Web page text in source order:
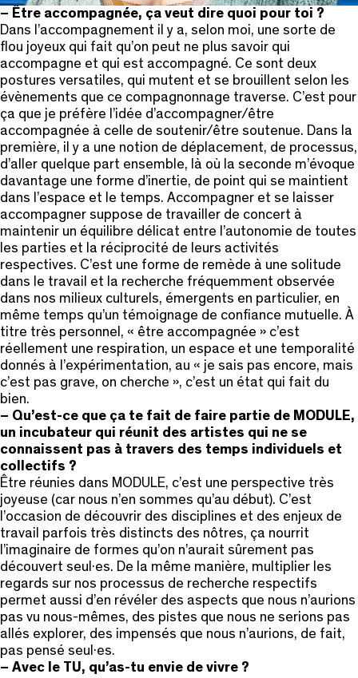
– Être accompagnée, ça veut dire quoi pour toi ?
Dans l’accompagnement il y a, selon moi, une sorte de
flou joyeux qui fait qu’on peut ne plus savoir qui
accompagne et qui est accompagné. Ce sont deux
postures versatiles, qui mutent et se brouillent selon les
évènements que ce compagnonnage traverse. C’est pour
ça que je préfère l’idée d’accompagner/être
accompagnée à celle de soutenir/être soutenue. Dans la
première, il y a une notion de déplacement, de processus,
d’aller quelque part ensemble, là où la seconde m’évoque
davantage une forme d’inertie, de point qui se maintient
dans l’espace et le temps. Accompagner et se laisser
accompagner suppose de travailler de concert à
maintenir un équilibre délicat entre l’autonomie de toutes
les parties et la réciprocité de leurs activités
respectives. C’est une forme de remède à une solitude
dans le travail et la recherche fréquemment observée
dans nos milieux culturels, émergents en particulier, en
même temps qu’un témoignage de confiance mutuelle. À
titre très personnel, « être accompagnée » c’est
réellement une respiration, un espace et une temporalité
donnés à l’expérimentation, au « je sais pas encore, mais
c’est pas grave, on cherche », c’est un état qui fait du
bien.
– Qu’est-ce que ça te fait de faire partie de MODULE,
un incubateur qui réunit des artistes qui ne se
connaissent pas à travers des temps individuels et
collectifs ?
Être réunies dans MODULE, c’est une perspective très
joyeuse (car nous n’en sommes qu’au début). C’est
l’occasion de découvrir des disciplines et des enjeux de
travail parfois très distincts des nôtres, ça nourrit
l’imaginaire de formes qu’on n’aurait sûrement pas
découvert seul·es. De la même manière, multiplier les
regards sur nos processus de recherche respectifs
permet aussi d’en révéler des aspects que nous n’aurions
pas vu nous-mêmes, des pistes que nous ne serions pas
allés explorer, des impensés que nous n’aurions, de fait,
pas pensé seul·es.
– Avec le TU, qu’as-tu envie de vivre ?